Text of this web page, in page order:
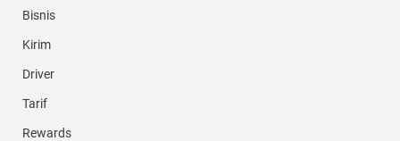
Bisnis
Kirim
Driver
Tarif
Rewards